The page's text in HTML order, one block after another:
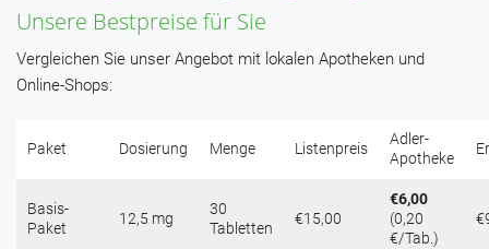
Unsere Bestpreise für Sie
Vergleichen Sie unser Angebot mit lokalen Apotheken und
Online-Shops:
Paket Dosierung Menge Listenpreis
Adler-
Apotheke
Basis-
Paket
12,5 mg
30
Tabletten
€15,00
€6,00
(0,20
€/Tab.)